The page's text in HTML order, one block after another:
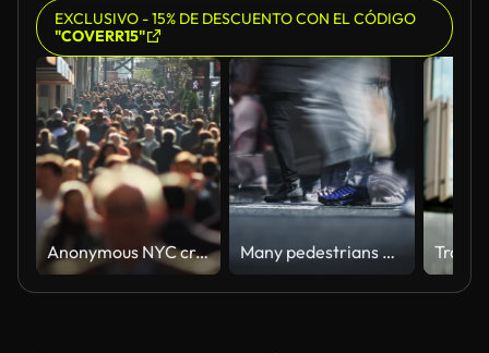
EXCLUSIVO - 15% DE DESCUENTO CON EL CÓDIGO
"COVERR15"
Anonymous NYC crowd in slow motion Many pedestrians crossing on the road, Shibuya in Tokyo in Japan, Business or people, Blurred, 4K time lapse